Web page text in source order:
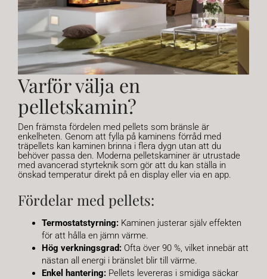
Varför välja en
pelletskamin?
Den främsta fördelen med pellets som bränsle är
enkelheten. Genom att fylla på kaminens förråd med
träpellets kan kaminen brinna i flera dygn utan att du
behöver passa den. Moderna pelletskaminer är utrustade
med avancerad styrteknik som gör att du kan ställa in
önskad temperatur direkt på en display eller via en app.
Fördelar med pellets:
Termostatstyrning:Kaminen justerar själv effekten
för att hålla en jämn värme.
Hög verkningsgrad:Ofta över 90 %, vilket innebär att
nästan all energi i bränslet blir till värme.
Enkel hantering:Pellets levereras i smidiga säckar